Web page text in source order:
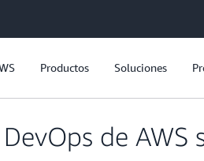
Productos Soluciones
de